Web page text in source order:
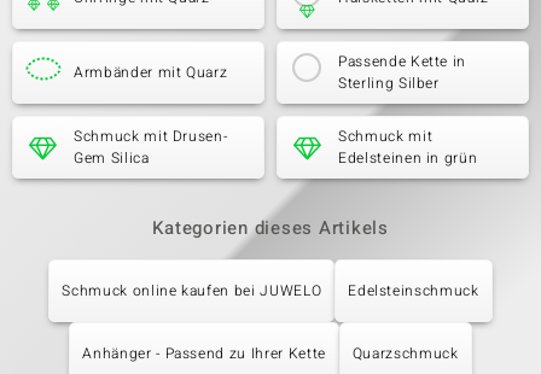
Armbänder mit Quarz
Passende Kette in
Sterling Silber
Schmuck mit Drusen-
Gem Silica
Schmuck mit
Edelsteinen in grün
Kategorien dieses Artikels
Schmuck online kaufen bei JUWELO Edelsteinschmuck
Anhänger - Passend zu Ihrer Kette Quarzschmuck